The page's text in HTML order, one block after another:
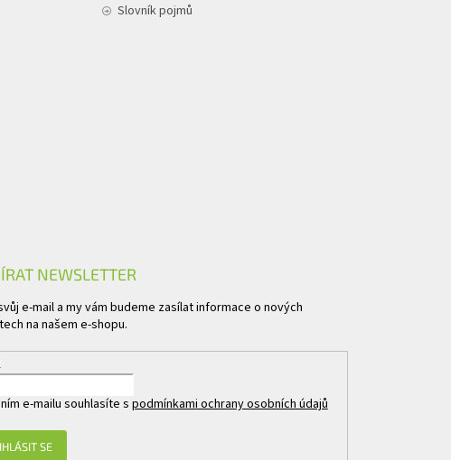
Slovník pojmů
NEWSLETTER
e-mail a my vám budeme zasílat informace o nových
na našem e-shopu.
e-mailu souhlasíte spodmínkami ochrany osobních údajů
SE